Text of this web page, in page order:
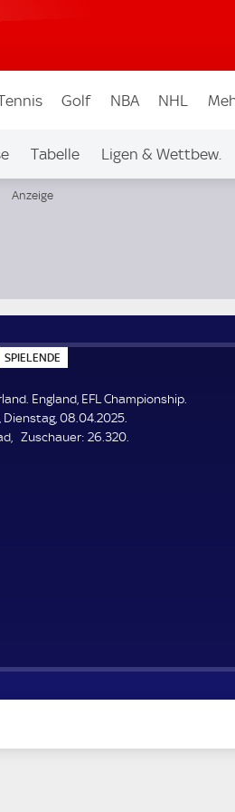
Golf NBA NHL
Tabelle Ligen & Wettbew.
SPIELENDE
P
E
L
E
N
England, EFL Championship.
Dienstag, 08.04.2025.
Zuschauer: Z
26.320.